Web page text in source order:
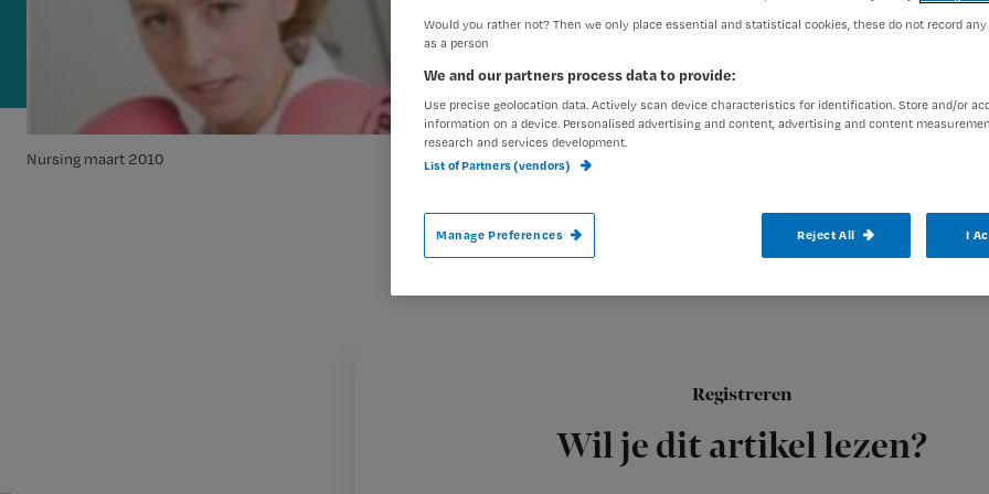
Nursing maart 2010
Auteur:
Registreren
Wil je dit artikel lezen?
Aangifte doen bij agressie, en waarom
Aangifte bij agressie: gewoon dóen
Tweederde van het personeel met een publieke taak krijgt
…
Would you rather not? Then we only place essential and statistical cookies, these do not record
as a person
We and our partners process data to provide:
Use precise geolocation data. Actively scan device characteristics for identification. Store and/or
information on a device. Personalised advertising and content, advertising and content
research and services development.
List of Partners (vendors)
Manage Preferences Reject All I